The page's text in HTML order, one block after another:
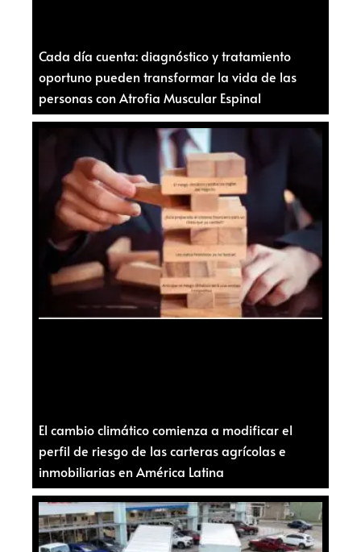
Cada día cuenta: diagnóstico y tratamiento
oportuno pueden transformar la vida de las
personas con Atrofia Muscular Espinal
El cambio climático comienza a modificar el
perfil de riesgo de las carteras agrícolas e
inmobiliarias en América Latina